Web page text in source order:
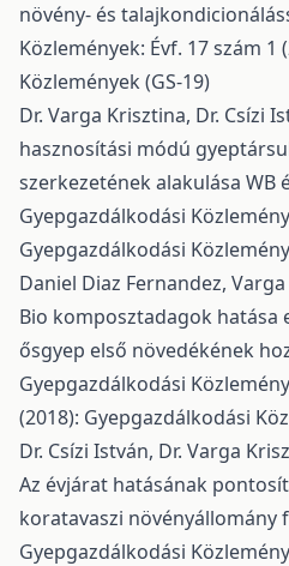
növény- és
Közlemények: Évf. 17 szám 1
Közlemények (GS-19)
Dr. Varga Krisztina, Dr. Csízi
hasznosítási módú
szerkezetének alakulása WB
Gyepgazdálkodási
Gyepgazdálkodási
Daniel Diaz Fernandez,
Bio komposztadagok hatása
ősgyep első növedékének
Gyepgazdálkodási
(2018): Gyepgazdálkodási
Dr. Csízi István, Dr. Varga
Az évjárat hatásának
koratavaszi növényállomány
Gyepgazdálkodási